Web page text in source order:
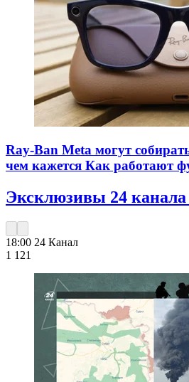
Ray-Ban Meta могут
чем кажется Как работают
Эксклюзивы 24 канала
18:00 24 Канал
1 121